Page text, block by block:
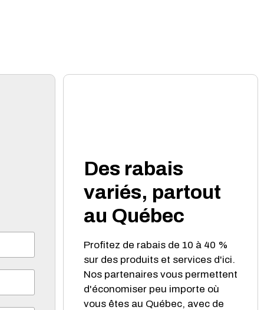
Des rabais
variés, partout
au Québec
Profitez de rabais de 10 à 40 %
sur des produits et services d'ici.
Nos partenaires vous permettent
d'économiser peu importe où
vous êtes au Québec, avec de